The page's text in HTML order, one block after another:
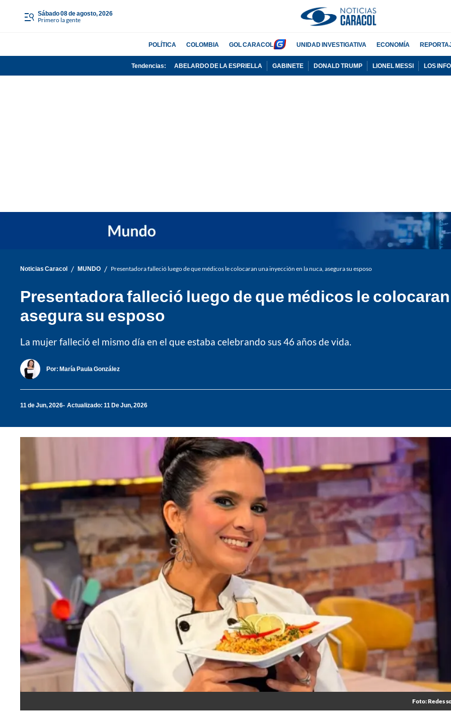
sábado 08 de agosto, 2026
Primero la gente
POLÍTICA COLOMBIA GOL CARACOL UNIDAD INVESTIGATIVA ECONOMÍA
Tendencias: ABELARDO DE LA ESPRIELLA GABINETE DONALD TRUMP LIONEL MESSI LOS
Noticias Caracol / MUNDO / Presentadora falleció luego de que médicos le colocaran una inyección en la nuca, asegura su esposo
Presentadora falleció luego de que médicos le
asegura su esposo
La mujer falleció el mismo día en el que estaba celebrando sus 46 años de vida.
Por: María Paula González
11 de Jun, 2026 Actualizado: 11 De Jun, 2026
Foto: Redes